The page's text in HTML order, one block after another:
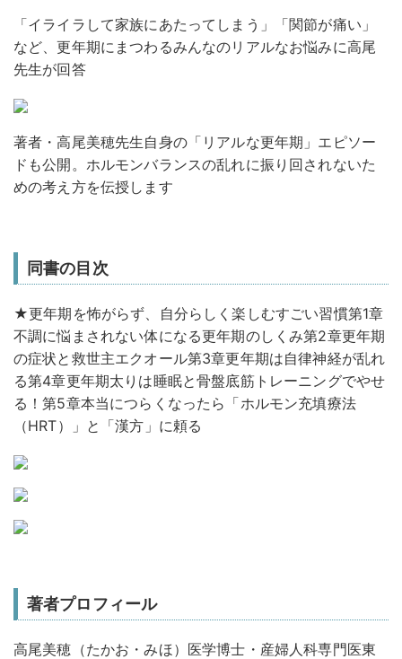
「イライラして家族にあたってしまう」「関節が痛い」
など、更年期にまつわるみんなのリアルなお悩みに高尾
先生が回答
著者・高尾美穂先生自身の「リアルな更年期」エピソー
ドも公開。ホルモンバランスの乱れに振り回されないた
めの考え方を伝授します
同書の目次
★更年期を怖がらず、自分らしく楽しむすごい習慣第1章
不調に悩まされない体になる更年期のしくみ第2章更年期
の症状と救世主エクオール第3章更年期は自律神経が乱れ
る第4章更年期太りは睡眠と骨盤底筋トレーニングでやせ
る！第5章本当につらくなったら「ホルモン充填療法
（HRT）」と「漢方」に頼る
著者プロフィール
高尾美穂（たかお・みほ） 医学博士・産婦人科専門医東